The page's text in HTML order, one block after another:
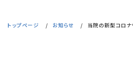
トップページ お知らせ 当院の新型コロ